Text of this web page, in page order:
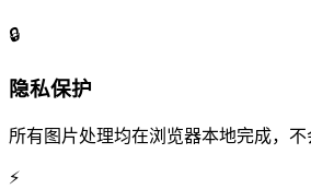
🔒
隐私保护
所有图片处理均在浏览器本地完成，
⚡